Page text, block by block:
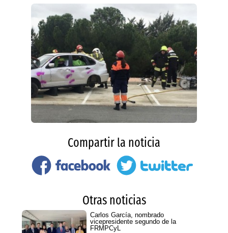
Compartir la noticia
Otras noticias
Carlos García, nombrado
vicepresidente segundo de la
FRMPCyL